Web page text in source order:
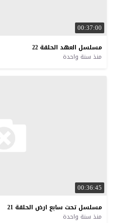
00:37:00
مسلسل العهد الحلقة 22
منذ سنة واحدة
00:36:45
مسلسل تحت سابع ارض الحلقة 21
منذ سنة واحدة